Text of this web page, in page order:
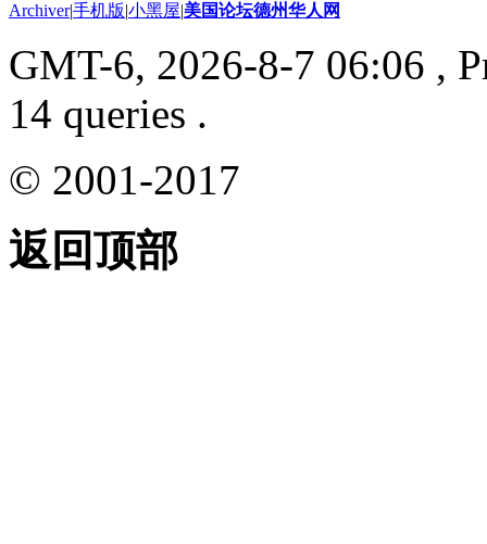
Archiver|手机版|小黑屋|美国论坛德州华人网
GMT-6, 2026-8-7 06:06 ,
14 queries .
© 2001-2017
返回顶部